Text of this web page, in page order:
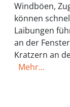
Windböen,
können
Laibungen
an der
Kratzern an
Mehr...